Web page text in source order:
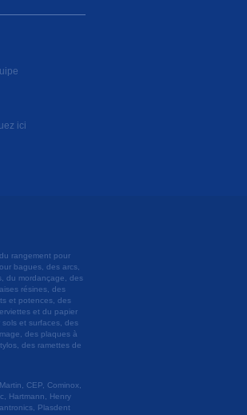
ici
rangement pour
bagues, des arcs,
du mordançage, des
résines, des
et potences, des
et du papier
et surfaces, des
des plaques à
des ramettes de
CEP, Cominox,
Hartmann, Henry
Plasdent